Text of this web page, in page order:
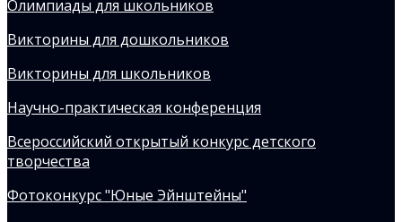
Олимпиады для школьников
Викторины для дошкольников
Викторины для школьников
Научно-практическая конференция
Всероссийский открытый конкурс детского
творчества
Фотоконкурс "Юные Эйнштейны"